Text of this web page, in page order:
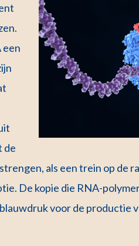
een
de
als een trein op de
De kopie die RNA-
voor de productie